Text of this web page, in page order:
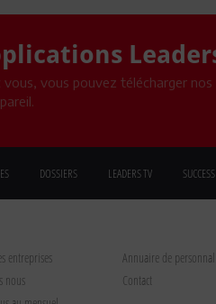
vous pouvez télécharger nos
DOSSIERS LEADERS TV
entreprises
Annuaire de
nous
Contact